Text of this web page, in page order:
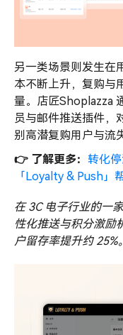
另一类场景则发生在
本不断上升，复购与
量。店匠Shoplazza
员与邮件推送插件，
别高潜复购用户与流
👉 了解更多： 转化
「Loyalty & Push」
在 3C 电子行业的一
性化推送与积分激励
户留存率提升约 25%。